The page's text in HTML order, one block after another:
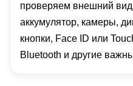
проверяем внешний
аккумулятор, камеры,
кнопки, Face ID или
Bluetooth и другие